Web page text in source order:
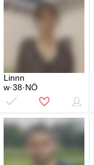
Linnn
w·38·NÖ